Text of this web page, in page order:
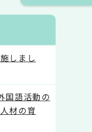
しまし
語活動の
材の育